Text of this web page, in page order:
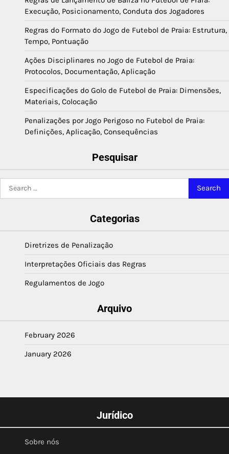
Execução, Posicionamento, Conduta dos Jogadores
Regras do Formato do Jogo de Futebol de Praia: Estrutura,
Tempo, Pontuação
Ações Disciplinares no Jogo de Futebol de Praia:
Protocolos, Documentação, Aplicação
Especificações do Golo de Futebol de Praia: Dimensões,
Materiais, Colocação
Penalizações por Jogo Perigoso no Futebol de Praia:
Definições, Aplicação, Consequências
Pesquisar
Categorias
Diretrizes de Penalização
Interpretações Oficiais das Regras
Regulamentos de Jogo
Arquivo
February 2026
January 2026
Jurídico
Sobre nós